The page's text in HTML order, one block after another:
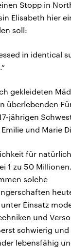
Stopp in
Elisabeth hier
soll:
in identical
gekleideten
überlebenden
jährigen
und Marie
für
1 zu 50
solche
Einsatz
und
schwierig und
lebensfähig